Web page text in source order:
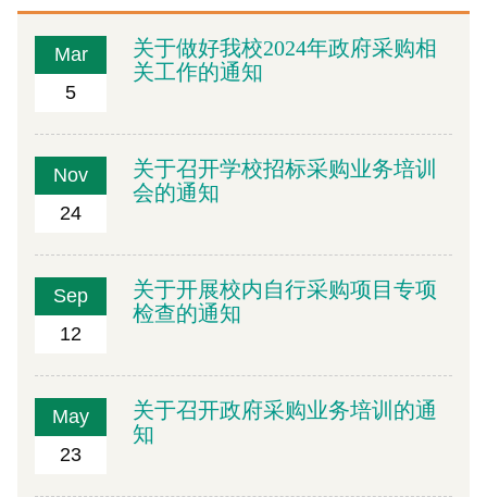
Mar
5
关于做好我校2024年政府采购相
关工作的通知
Nov
24
关于召开学校招标采购业务培训
会的通知
Sep
12
关于开展校内自行采购项目专项
检查的通知
May
23
关于召开政府采购业务培训的通
知